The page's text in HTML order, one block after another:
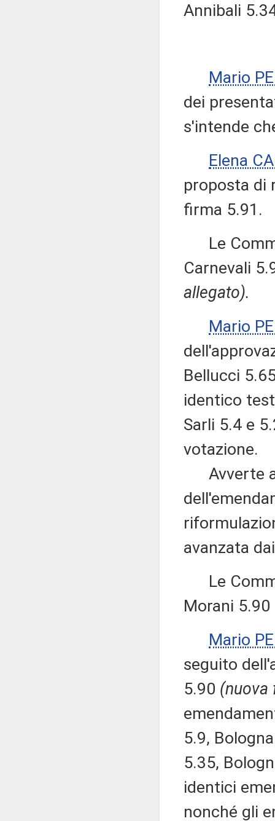
Annibali
Mario
dei
s'intende
Elena
proposta di
firma 5.91.
Le
Carnevali
allegato).
Mario
Bellucci
identico
Sarli 5.4 e
votazione.
Avverte
avanzata
Le
Morani 5.90
Mario
seguito
5.90 (nuova
5.9,
5.35,
identici
nonché gli